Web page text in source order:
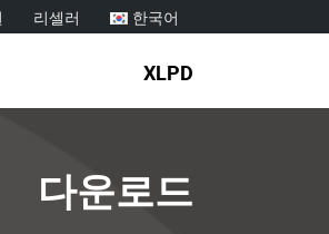
리셀러 한국어
XLPD
다운로드